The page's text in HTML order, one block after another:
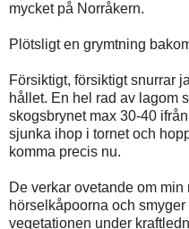
mycket på Norråkern.
Plötsligt en grymtning
Försiktigt, försiktigt snurrar
hållet. En hel rad av lagom
skogsbrynet max 30-40
sjunka ihop i tornet och
komma precis nu.
De verkar ovetande om
hörselkåpoorna och
vegetationen under